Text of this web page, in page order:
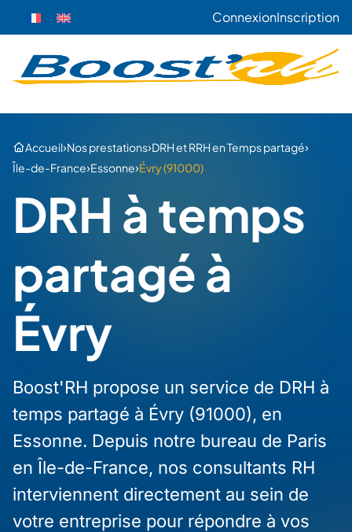
ConnexionInscription
Accueil›Nos prestations›DRH et RRH en Temps partagé›
Île-de-France›Essonne›Évry (91000)
DRH à temps
partagé à
Évry
Boost'RH propose un service de DRH à
temps partagé à Évry (91000), en
Essonne. Depuis notre bureau de Paris
en Île-de-France, nos consultants RH
interviennent directement au sein de
votre entreprise pour répondre à vos